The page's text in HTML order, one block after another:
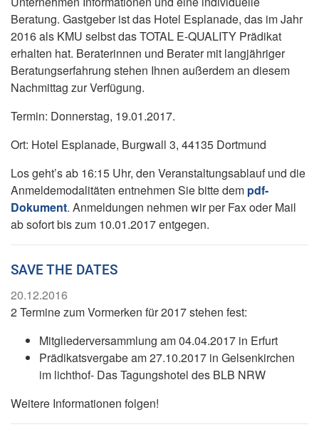
Beratung. Gastgeber ist das Hotel Esplanade, das im Jahr
2016 als KMU selbst das TOTAL E-QUALITY Prädikat
erhalten hat. Beraterinnen und Berater mit langjähriger
Beratungserfahrung stehen Ihnen außerdem an diesem
Nachmittag zur Verfügung.
Termin: Donnerstag, 19.01.2017.
Ort: Hotel Esplanade, Burgwall 3, 44135 Dortmund
Los geht’s ab 16:15 Uhr, den Veranstaltungsablauf und die
Anmeldemodalitäten entnehmen Sie bitte dem pdf-
Dokument. Anmeldungen nehmen wir per Fax oder Mail
ab sofort bis zum 10.01.2017 entgegen.
SAVE THE DATES
20.12.2016
2 Termine zum Vormerken für 2017 stehen fest:
Mitgliederversammlung am 04.04.2017 in Erfurt
Prädikatsvergabe am 27.10.2017 in Gelsenkirchen
im lichthof- Das Tagungshotel des BLB NRW
Weitere Informationen folgen!